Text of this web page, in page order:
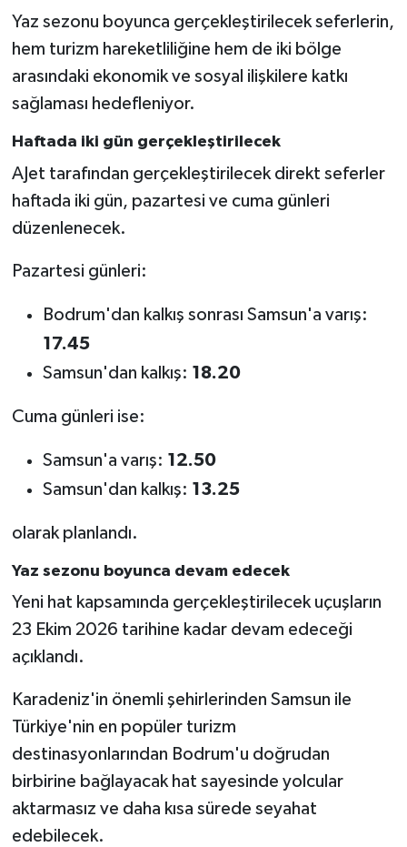
Yaz sezonu boyunca gerçekleştirilecek seferlerin,
hem turizm hareketliliğine hem de iki bölge
arasındaki ekonomik ve sosyal ilişkilere katkı
sağlaması hedefleniyor.
Haftada iki gün gerçekleştirilecek
AJet tarafından gerçekleştirilecek direkt seferler
haftada iki gün, pazartesi ve cuma günleri
düzenlenecek.
Pazartesi günleri:
Bodrum'dan kalkış sonrası Samsun'a varış:
17.45
Samsun'dan kalkış: 18.20
Cuma günleri ise:
Samsun'a varış: 12.50
Samsun'dan kalkış: 13.25
olarak planlandı.
Yaz sezonu boyunca devam edecek
Yeni hat kapsamında gerçekleştirilecek uçuşların
23 Ekim 2026 tarihine kadar devam edeceği
açıklandı.
Karadeniz'in önemli şehirlerinden Samsun ile
Türkiye'nin en popüler turizm
destinasyonlarından Bodrum'u doğrudan
birbirine bağlayacak hat sayesinde yolcular
aktarmasız ve daha kısa sürede seyahat
edebilecek.